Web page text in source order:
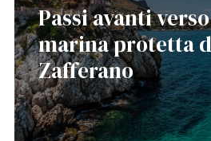
Passi avanti verso
marina protetta
Zafferano